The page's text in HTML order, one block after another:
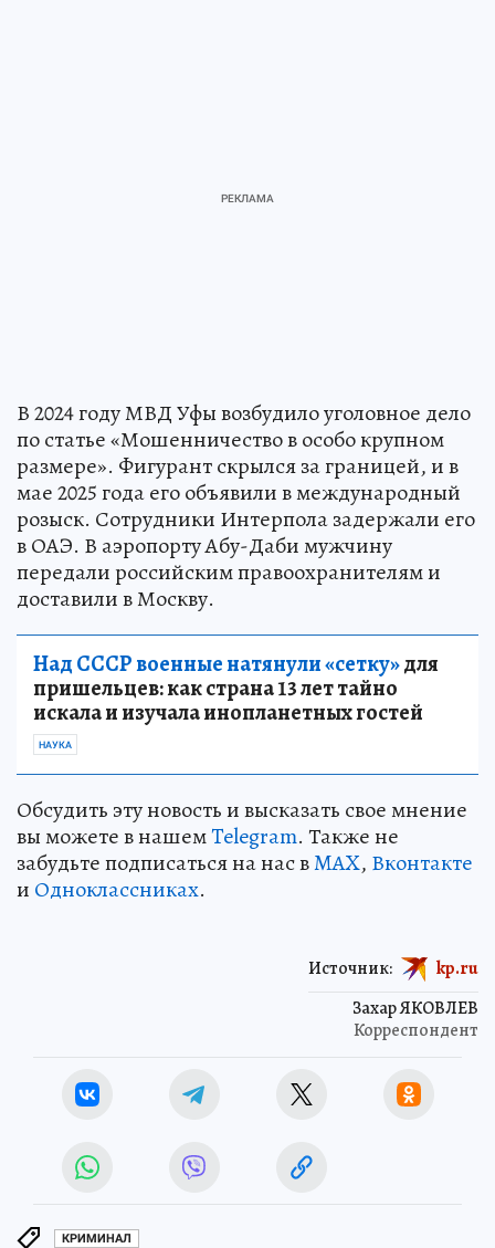
В 2024 году МВД Уфы возбудило уголовное дело
по статье «Мошенничество в особо крупном
размере». Фигурант скрылся за границей, и в
мае 2025 года его объявили в международный
розыск. Сотрудники Интерпола задержали его
в ОАЭ. В аэропорту Абу-Даби мужчину
передали российским правоохранителям и
доставили в Москву.
Над СССР военные натянули «сетку»для
пришельцев: как страна 13 лет тайно
искала и изучала инопланетных гостей
НАУКА
Обсудить эту новость и высказать свое мнение
вы можете в нашемTelegram. Также не
забудьте подписаться на нас вMAX, Вконтакте
и Одноклассниках.
Захар ЯКОВЛЕВ
Корреспондент
Источник: kp.ru
КРИМИНАЛ